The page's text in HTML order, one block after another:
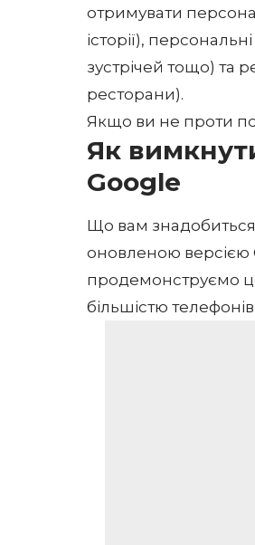
отримувати
історії),
зустрічей тощо) та
ресторани).
Якщо ви не проти
Як
Google
Що вам
оновленою версією
продемонструємо
більшістю